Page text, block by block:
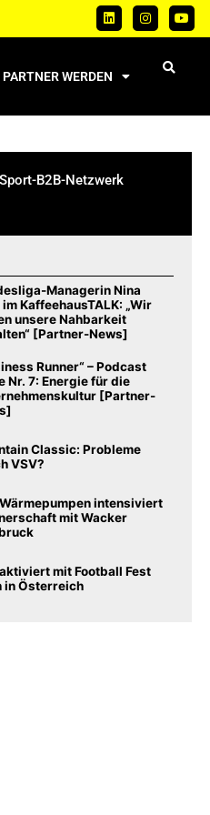
PARTNER WERDEN
B2B-Netzwerk
Managerin Nina
KaffeehausTALK: „Wir
unsere Nahbarkeit
[Partner-News]
Runner“ – Podcast
Nr. 7: Energie für die
[Partner-
Classic: Probleme
VSV?
intensiviert
mit Wacker
mit Football Fest
in Österreich